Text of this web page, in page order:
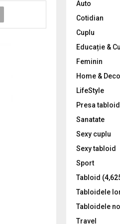
:
Auto
Cotidian
Cuplu
Educație &
Feminin
Home & Deco
LifeStyle
Presa tabloid
Sanatate
Sexy cuplu
Sexy tabloid
Sport
Tabloid
Tabloidele
Tabloidele
Travel